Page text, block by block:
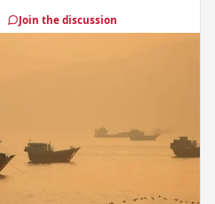
Join the discussion